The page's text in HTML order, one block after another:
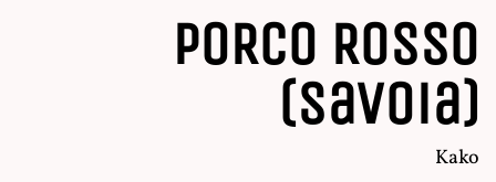
PORCO ROSSO
(Savoia)
Kako